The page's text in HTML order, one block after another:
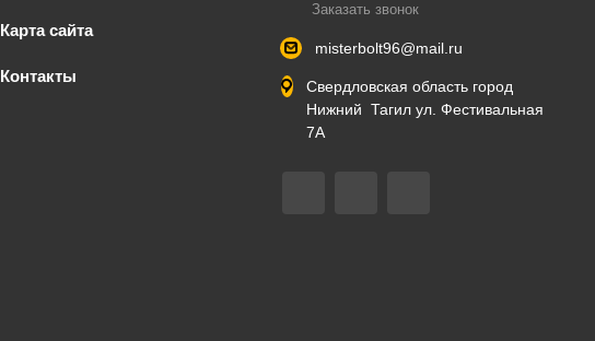
Карта сайта
Контакты
Заказать звонок
misterbolt96@mail.ru
Свердловская область город
Нижний Тагил ул. Фестивальная
7А